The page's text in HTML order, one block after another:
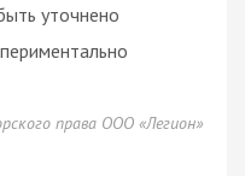
уточнено
права ООО «Легион»